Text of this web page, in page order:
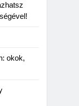
okok,